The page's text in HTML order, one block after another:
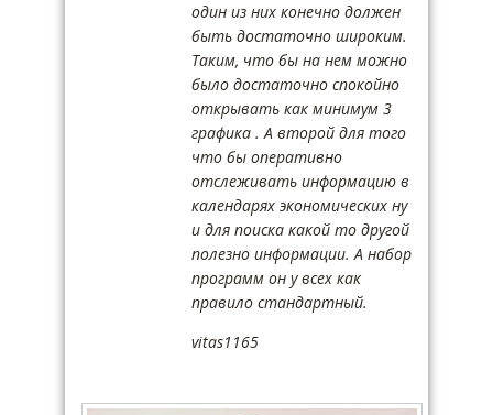
один из них конечно должен
быть достаточно широким.
Таким, что бы на нем можно
было достаточно спокойно
открывать как минимум 3
графика . А второй для того
что бы оперативно
отслеживать информацию в
календарях экономических ну
и для поиска какой то другой
полезно информации. А набор
программ он у всех как
правило стандартный.
vitas1165